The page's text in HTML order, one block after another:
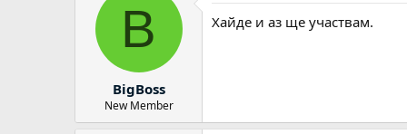
B
BigBoss
New Member
Хайде и аз ще участвам.